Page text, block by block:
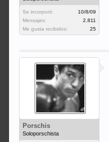
Se incorporó:
10/8/09
Mensajes:
2.811
Me gusta recibidos:
25
Porschis
Soloporschista